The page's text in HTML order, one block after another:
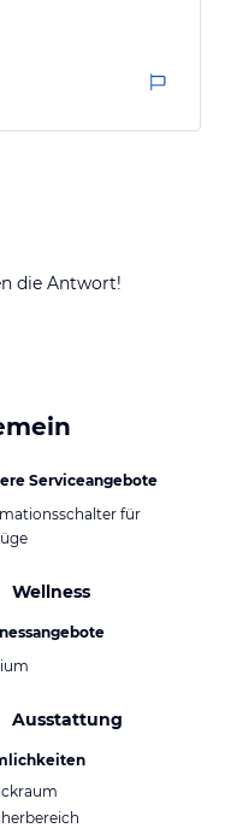
ältere
könnte
die Antwort!
Serviceangebote
für
Wellness
Ausstattung